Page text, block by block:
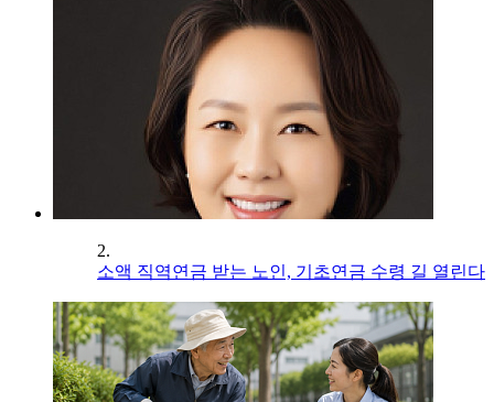
2.
소액 직역연금 받는 노인, 기초연금 수령 길 열린다